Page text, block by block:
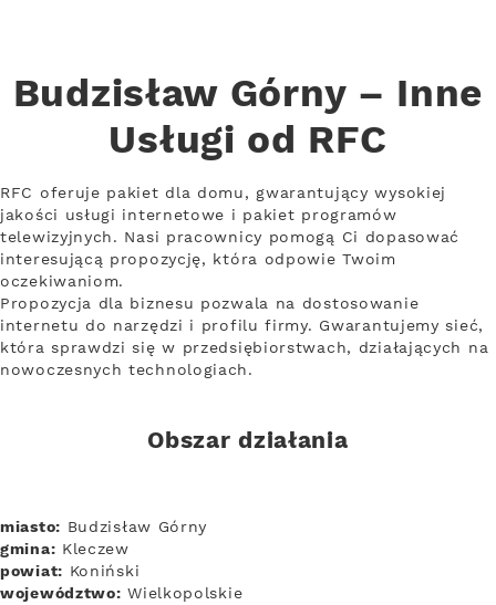
Budzisław Górny – Inne
Usługi od RFC
RFC oferuje pakiet dla domu, gwarantujący wysokiej
jakości usługi internetowe i pakiet programów
telewizyjnych. Nasi pracownicy pomogą Ci dopasować
interesującą propozycję, która odpowie Twoim
oczekiwaniom.
Propozycja dla biznesu pozwala na dostosowanie
internetu do narzędzi i profilu firmy. Gwarantujemy sieć,
która sprawdzi się w przedsiębiorstwach, działających na
nowoczesnych technologiach.
Obszar działania
miasto: Budzisław Górny
gmina: Kleczew
powiat: Koniński
województwo: Wielkopolskie